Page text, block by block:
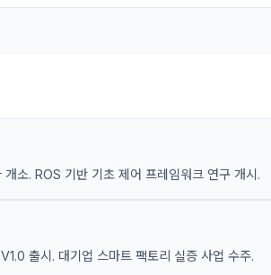
소. ROS 기반 기초 제어 프레임워크 연구 개시.
출시. 대기업 스마트 팩토리 실증 사업 수주.